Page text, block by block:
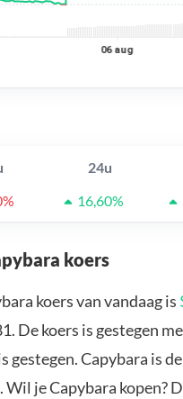
24u
16,60%
koers
koers van vandaag is
De koers is gestegen
gestegen. Capybara is
Wil je Capybara kopen?